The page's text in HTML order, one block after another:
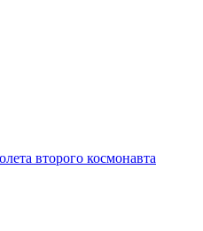
второго космонавта